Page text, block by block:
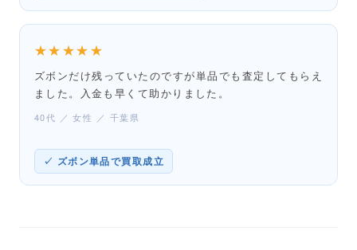
★★★★★
ズボンだけ残っていたのですが単品でも査定してもらえ
ました。入金も早くて助かりました。
40代 ／ 女性 ／ 千葉県
✓ ズボン単品で買取成立